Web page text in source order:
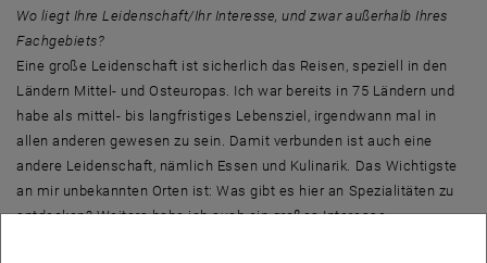
Wo liegt Ihre Leidenschaft/Ihr Interesse, und zwar außerhalb Ihres
Fachgebiets?
Eine große Leidenschaft ist sicherlich das Reisen, speziell in den
Ländern Mittel- und Osteuropas. Ich war bereits in 75 Ländern und
habe als mittel- bis langfristiges Lebensziel, irgendwann mal in
allen anderen gewesen zu sein. Damit verbunden ist auch eine
andere Leidenschaft, nämlich Essen und Kulinarik. Das Wichtigste
an mir unbekannten Orten ist: Was gibt es hier an Spezialitäten zu
entdecken? Weiters habe ich auch ein großes Interesse